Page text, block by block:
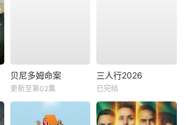
贝尼多姆命案
更新至第02集
三人行2026
已完结